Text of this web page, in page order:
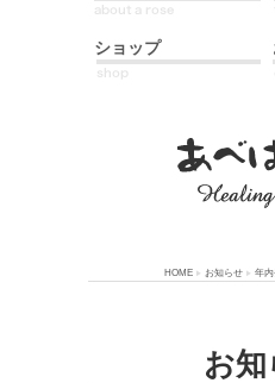
ショップ
HOME お知らせ 年内
お